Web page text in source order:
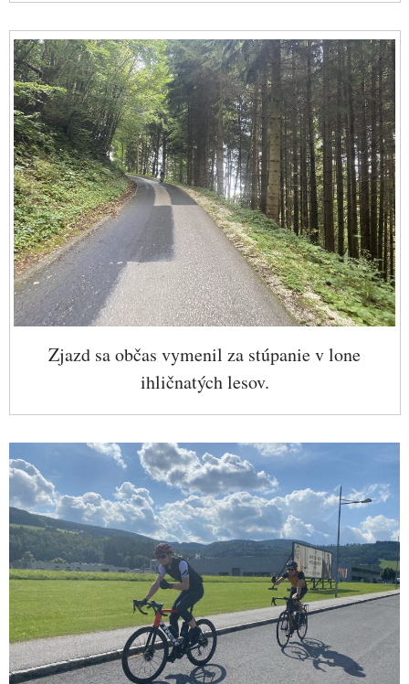
Zjazd sa občas vymenil za stúpanie v lone
ihličnatých lesov.